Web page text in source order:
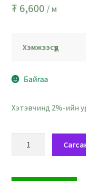
₮6,600 / м
Хэмжээсүүд
Байгаа
Хэтэвчинд 2%-ийн
шаргал